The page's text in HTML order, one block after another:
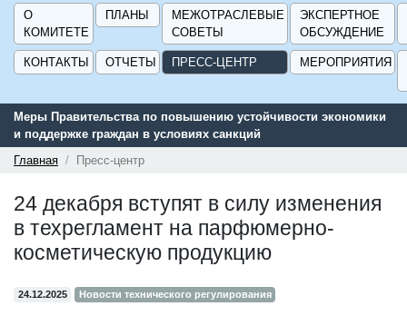
О
КОМИТЕТЕ
ПЛАНЫ
МЕЖОТРАСЛЕВЫЕ
СОВЕТЫ
ЭКСПЕРТНОЕ
ОБСУЖДЕНИЕ
КОНТАКТЫ ОТЧЕТЫ ПРЕСС-ЦЕНТР МЕРОПРИЯТИЯ
Меры Правительства по повышению устойчивости экономики
и поддержке граждан в условиях санкций
Главная
Пресс-центр
24 декабря вступят в силу изменения
в техрегламент на парфюмерно-
косметическую продукцию
24.12.2025 Новости технического регулирования